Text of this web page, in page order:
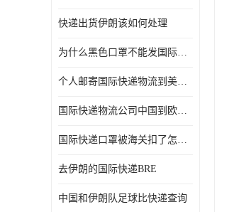
快递出货伊朗该如何处理
为什么黑色口罩不能发国际快递 国际寄口罩快递需要填写信息
个人邮寄国际快递物流到美加墨西哥英国比利时荷兰波兰意大利
国际快递物流公司中国到欧洲英国法国德国能寄铁路空运海运
国际快递口罩被海关扣了怎么办
去伊朗的国际快递BRE
中国和伊朗队足球比快递查询